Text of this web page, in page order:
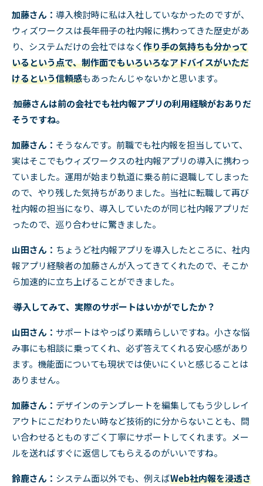
加藤さん： 導入検討時に私は入社していなかったのですが、
ウィズワークスは長年冊子の社内報に携わってきた歴史があ
り、システムだけの会社ではなく作り手の気持ちも分かって
いるという点で、制作面でもいろいろなアドバイスがいただ
けるという信頼感もあったんじゃないかと思います。
―― 加藤さんは前の会社でも社内報アプリの利用経験がおありだ
そうですね。
加藤さん： そうなんです。前職でも社内報を担当していて、
実はそこでもウィズワークスの社内報アプリの導入に携わっ
ていました。運用が始まり軌道に乗る前に退職してしまった
ので、やり残した気持ちがありました。当社に転職して再び
社内報の担当になり、導入していたのが同じ社内報アプリだ
ったので、巡り合わせに驚きました。
山田さん： ちょうど社内報アプリを導入したところに、社内
報アプリ経験者の加藤さんが入ってきてくれたので、そこか
ら加速的に立ち上げることができました。
―― 導入してみて、実際のサポートはいかがでしたか？
山田さん： サポートはやっぱり素晴らしいですね。小さな悩
み事にも相談に乗ってくれ、必ず答えてくれる安心感があり
ます。機能面についても現状では使いにくいと感じることは
ありません。
加藤さん： デザインのテンプレートを編集してもう少しレイ
アウトにこだわりたい時など技術的に分からないことも、問
い合わせるとものすごく丁寧にサポートしてくれます。メー
ルを送ればすぐに返信してもらえるのがいいですね。
鈴鹿さん： システム面以外でも、例えばWeb社内報を浸透さ